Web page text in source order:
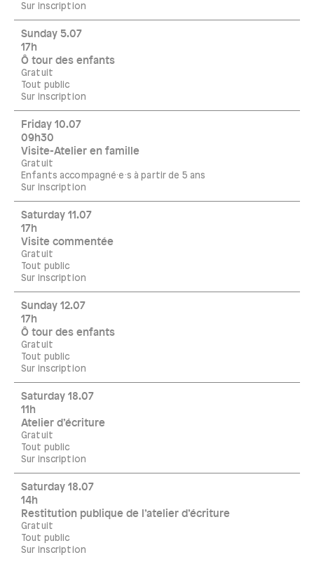
Sur inscription
Sunday 5.07
17h
Ô tour des enfants
Gratuit
Tout public
Sur inscription
Friday 10.07
09h30
Visite-Atelier en famille
Gratuit
Enfants accompagné·e·s à partir de 5 ans
Sur inscription
Saturday 11.07
17h
Visite commentée
Gratuit
Tout public
Sur inscription
Sunday 12.07
17h
Ô tour des enfants
Gratuit
Tout public
Sur inscription
Saturday 18.07
11h
Atelier d’écriture
Gratuit
Tout public
Sur inscription
Saturday 18.07
14h
Restitution publique de l’atelier d’écriture
Gratuit
Tout public
Sur inscription